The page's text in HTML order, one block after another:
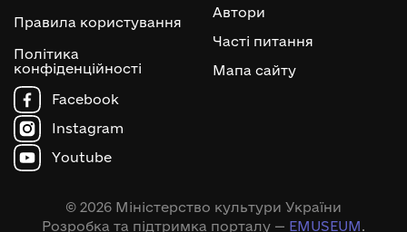
Правила користування
Політика
конфіденційності
Автори
Часті питання
Мапа сайту
Facebook
Instagram
Youtube
© 2026 Міністерство культури України
Розробка та підтримка порталу — EMUSEUM.